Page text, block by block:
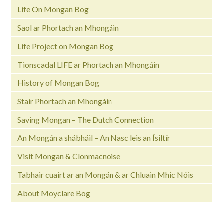
Life On Mongan Bog
Saol ar Phortach an Mhongáin
Life Project on Mongan Bog
Tionscadal LIFE ar Phortach an Mhongáin
History of Mongan Bog
Stair Phortach an Mhongáin
Saving Mongan – The Dutch Connection
An Mongán a shábháil – An Nasc leis an Ísiltír
Visit Mongan & Clonmacnoise
Tabhair cuairt ar an Mongán & ar Chluain Mhic Nóis
About Moyclare Bog